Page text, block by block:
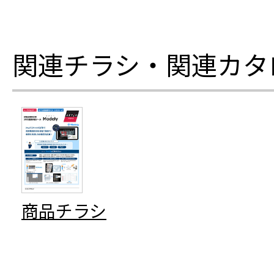
関連チラシ・関連カ
商品チラシ